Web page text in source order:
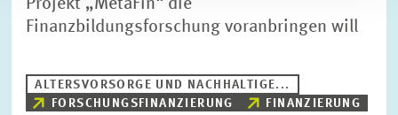
Projekt „MetaFin“ die
Finanzbildungsforschung voranbringen will
ALTERSVORSORGE UND NACHHALTIGE...
FORSCHUNGSFINANZIERUNG
FINANZIERUNG